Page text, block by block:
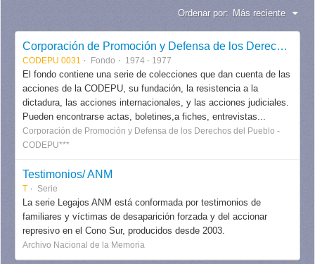
Ordenar por: Más reciente
Corporación de Promoción y Defensa de los Derechos del Pueblo CODEPU
CODEPU 0031 Fondo 1974 - 1977
El fondo contiene una serie de colecciones que dan cuenta de las
acciones de la CODEPU, su fundación, la resistencia a la
dictadura, las acciones internacionales, y las acciones judiciales.
Pueden encontrarse actas, boletines,a fiches, entrevistas...
Corporación de Promoción y Defensa de los Derechos del Pueblo -
CODEPU***
Testimonios/ ANM
T Serie
La serie Legajos ANM está conformada por testimonios de
familiares y víctimas de desaparición forzada y del accionar
represivo en el Cono Sur, producidos desde 2003.
Archivo Nacional de la Memoria